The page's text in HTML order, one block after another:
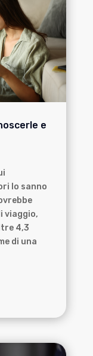
e
lo sanno
viaggio,
4,3
di una